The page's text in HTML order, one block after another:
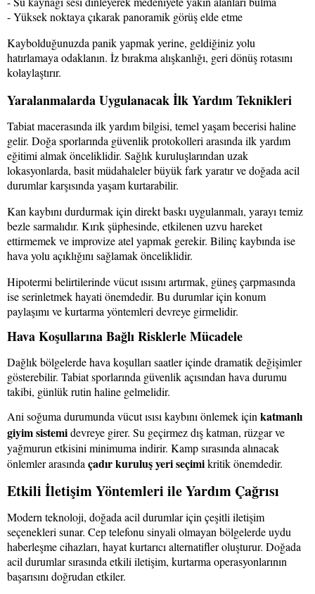
- Yüksek noktaya çıkarak panoramik görüş elde etme
Kaybolduğunuzda panik yapmak yerine, geldiğiniz yolu
hatırlamaya odaklanın. İz bırakma alışkanlığı, geri dönüş rotasını
kolaylaştırır.
Yaralanmalarda Uygulanacak İlk Yardım Teknikleri
Tabiat macerasında ilk yardım bilgisi, temel yaşam becerisi haline
gelir. Doğa sporlarında güvenlik protokolleri arasında ilk yardım
eğitimi almak önceliklidir. Sağlık kuruluşlarından uzak
lokasyonlarda, basit müdahaleler büyük fark yaratır ve doğada acil
durumlar karşısında yaşam kurtarabilir.
Kan kaybını durdurmak için direkt baskı uygulanmalı, yarayı temiz
bezle sarmalıdır. Kırık şüphesinde, etkilenen uzvu hareket
ettirmemek ve improvize atel yapmak gerekir. Bilinç kaybında ise
hava yolu açıklığını sağlamak önceliklidir.
Hipotermi belirtilerinde vücut ısısını artırmak, güneş çarpmasında
ise serinletmek hayati önemdedir. Bu durumlar için konum
paylaşımı ve kurtarma yöntemleri devreye girmelidir.
Hava Koşullarına Bağlı Risklerle Mücadele
Dağlık bölgelerde hava koşulları saatler içinde dramatik değişimler
gösterebilir. Tabiat sporlarında güvenlik açısından hava durumu
takibi, günlük rutin haline gelmelidir.
Ani soğuma durumunda vücut ısısı kaybını önlemek için katmanlı
giyim sistemidevreye girer. Su geçirmez dış katman, rüzgar ve
yağmurun etkisini minimuma indirir. Kamp sırasında alınacak
önlemler arasında çadır kuruluş yeri seçimikritik önemdedir.
Etkili İletişim Yöntemleri ile Yardım Çağrısı
Modern teknoloji, doğada acil durumlar için çeşitli iletişim
seçenekleri sunar. Cep telefonu sinyali olmayan bölgelerde uydu
haberleşme cihazları, hayat kurtarıcı alternatifler oluşturur. Doğada
acil durumlar sırasında etkili iletişim, kurtarma operasyonlarının
başarısını doğrudan etkiler.